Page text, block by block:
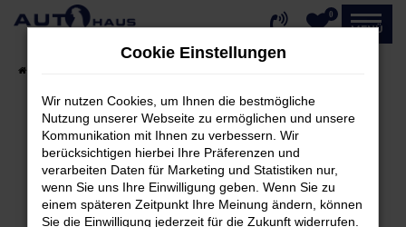
Zum
0
MENÜ
Fehler: Network Error
Beim Laden ist ein Fehler aufgetreten.
Hier sind ein paar Tipps, die dir helfen können:
Cookie Einstellungen
Wir nutzen Cookies, um Ihnen die bestmögliche
Nutzung unserer Webseite zu ermöglichen und unsere
Kommunikation mit Ihnen zu verbessern. Wir
berücksichtigen hierbei Ihre Präferenzen und
verarbeiten Daten für Marketing und Statistiken nur,
wenn Sie uns Ihre Einwilligung geben. Wenn Sie zu
einem späteren Zeitpunkt Ihre Meinung ändern, können
Sie die Einwilligung jederzeit für die Zukunft widerrufen.